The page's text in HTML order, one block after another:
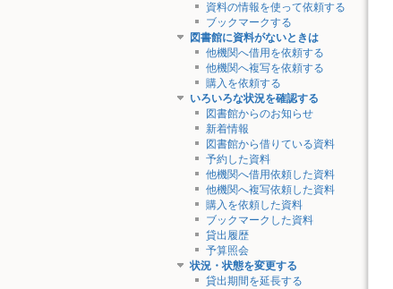
資料の情報を使って依頼する
ブックマークする
図書館に資料がないときは
他機関へ借用を依頼する
他機関へ複写を依頼する
購入を依頼する
いろいろな状況を確認する
図書館からのお知らせ
新着情報
図書館から借りている資料
予約した資料
他機関へ借用依頼した資料
他機関へ複写依頼した資料
購入を依頼した資料
ブックマークした資料
貸出履歴
予算照会
状況・状態を変更する
貸出期間を延長する